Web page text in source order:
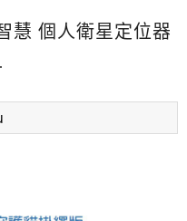
慧 個人衛星定位器